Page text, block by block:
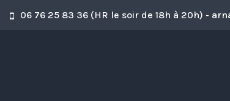
06 76 25 83 36 (HR le soir de 18h à 20h) -